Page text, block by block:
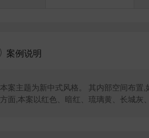
案例说明
本案主题为新中式风格。 其内部空间布
方面,本案以红色、暗红、琉璃黄、长城